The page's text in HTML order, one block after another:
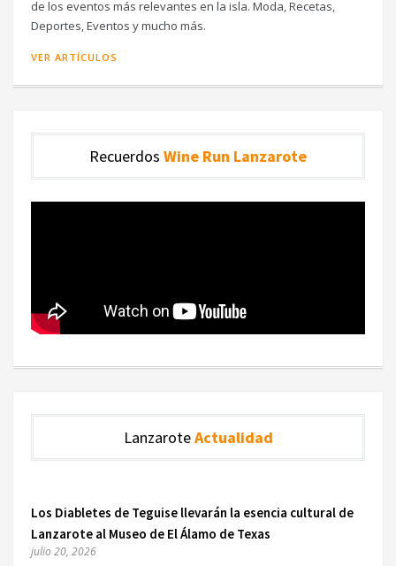
de los eventos más relevantes en la isla. Moda, Recetas,
Deportes, Eventos y mucho más.
VER ARTÍCULOS
Recuerdos Wine Run Lanzarote
LanzaroteActualidad
Los Diabletes de Teguise llevarán la esencia cultural de
Lanzarote al Museo de El Álamo de Texas
julio 20, 2026